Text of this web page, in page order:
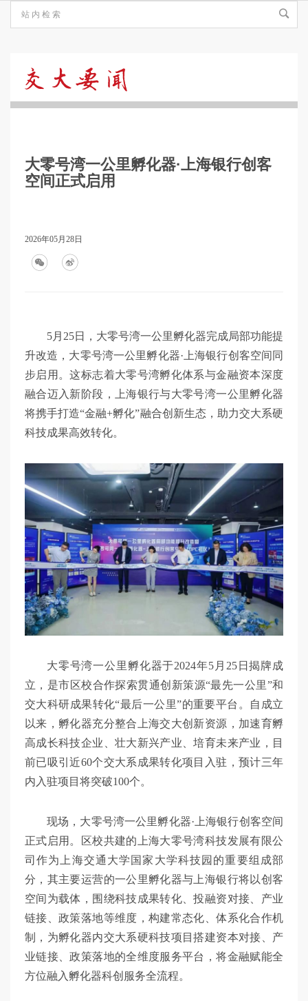
要
大零号湾一公里孵化器·上海银行创客
空间正式启用
2026年05月28日
5月25日，大零号湾一公里孵化器完成局部功能提
升改造，大零号湾一公里孵化器·上海银行创客空间同
步启用。这标志着大零号湾孵化体系与金融资本深度
融合迈入新阶段，上海银行与大零号湾一公里孵化器
将携手打造“金融+孵化”融合创新生态，助力交大系硬
科技成果高效转化。
大零号湾一公里孵化器于2024年5月25日揭牌成
立，是市区校合作探索贯通创新策源“最先一公里”和
交大科研成果转化“最后一公里”的重要平台。自成立
以来，孵化器充分整合上海交大创新资源，加速育孵
高成长科技企业、壮大新兴产业、培育未来产业，目
前已吸引近60个交大系成果转化项目入驻，预计三年
内入驻项目将突破100个。
现场，大零号湾一公里孵化器·上海银行创客空间
正式启用。区校共建的上海大零号湾科技发展有限公
司作为上海交通大学国家大学科技园的重要组成部
分，其主要运营的一公里孵化器与上海银行将以创客
空间为载体，围绕科技成果转化、投融资对接、产业
链接、政策落地等维度，构建常态化、体系化合作机
制，为孵化器内交大系硬科技项目搭建资本对接、产
业链接、政策落地的全维度服务平台，将金融赋能全
方位融入孵化器科创服务全流程。